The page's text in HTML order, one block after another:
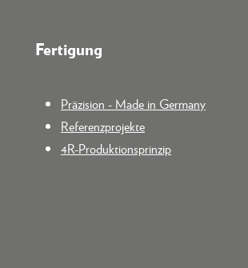
Fertigung
Präzision - Made in Germany
Referenzprojekte
4R-Produktionsprinzip